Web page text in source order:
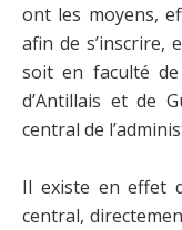
ont les moyens,
afin de s’inscrire,
soit en faculté
d’Antillais et de
central de
Il existe en effet
central,